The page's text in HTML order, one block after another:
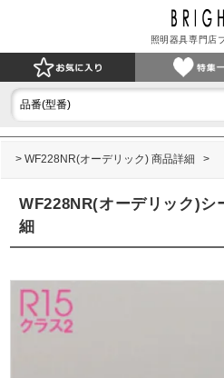
照明器具専門店
WF228NR(オーデリック) 商品詳細
WF228NR(オーデリック)シ
細